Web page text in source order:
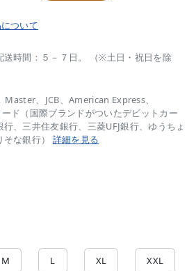
ついて
送時間：５－７日。 （※土日・祝日を除
、JCB、American Express、
ード（国際ブランドがついたデビットカー
、三井住友銀行、三菱UFJ銀行、ゆうちょ
な銀行） 詳細を見る
M L XL XXL